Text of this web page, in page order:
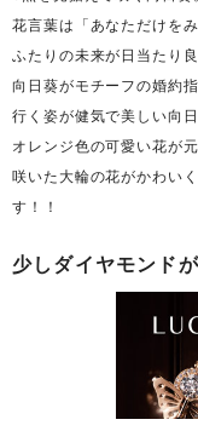
花言葉は「あなただけを
ふたりの未来が日当たり
向日葵がモチーフの婚約
行く姿が健気で美しい向
オレンジ色の可愛い花が
咲いた大輪の花がかわい
す
少しダイヤモンド